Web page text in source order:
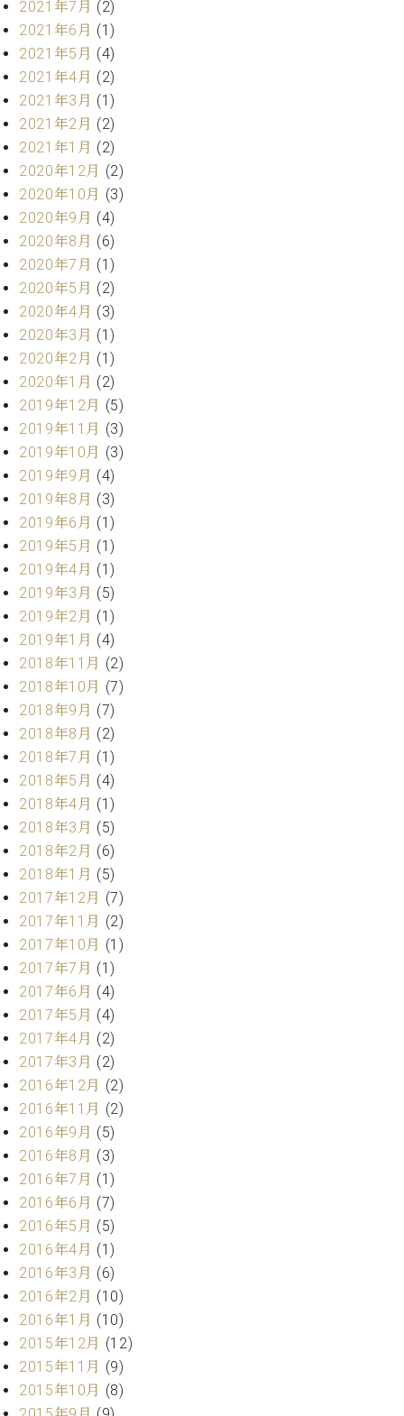
W.
ホ
フ
マ
ン
ヴ
ィ
ジ
ョ
ン
C.BECHSTEIN
Digital(ベ
ヒ
シ
ュ
タ
イ
ン
デ
ジ
タ
ル)
ご
挨
技
術
者
紹
介
展示
情報
【ユ
ーロ
ピア
ノ特
選中
古】
イ
ベ
ン
ト
情
報
王
子
工
房
ブ
グ
ア
ク
セ
ス
お
い
合
わ
せ
ア
ー
テ
ス
ト
カ
ス
タ
マ
ー
サ
ー
ビ
ス
調
律
)
ア
フ
ー
サ
ー
ビ
ス
(調
2021年7月 (2)
2021年6月 (1)
2021年5月 (4)
2021年4月 (2)
2021年3月 (1)
2021年2月 (2)
2021年1月 (2)
2020年12月 (2)
2020年10月 (3)
2020年9月 (4)
2020年8月 (6)
2020年7月 (1)
2020年5月 (2)
2020年4月 (3)
2020年3月 (1)
2020年2月 (1)
2020年1月 (2)
2019年12月 (5)
2019年11月 (3)
2019年10月 (3)
2019年9月 (4)
2019年8月 (3)
2019年6月 (1)
2019年5月 (1)
2019年4月 (1)
2019年3月 (5)
2019年2月 (1)
2019年1月 (4)
2018年11月 (2)
2018年10月 (7)
2018年9月 (7)
2018年8月 (2)
2018年7月 (1)
2018年5月 (4)
2018年4月 (1)
2018年3月 (5)
2018年2月 (6)
2018年1月 (5)
2017年12月 (7)
2017年11月 (2)
2017年10月 (1)
2017年7月 (1)
2017年6月 (4)
2017年5月 (4)
2017年4月 (2)
2017年3月 (2)
2016年12月 (2)
2016年11月 (2)
2016年9月 (5)
2016年8月 (3)
2016年7月 (1)
2016年6月 (7)
2016年5月 (5)
2016年4月 (1)
2016年3月 (6)
2016年2月 (10)
2016年1月 (10)
2015年12月 (12)
2015年11月 (9)
2015年10月 (8)